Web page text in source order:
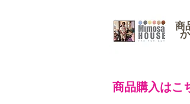
商
商品購入はこ